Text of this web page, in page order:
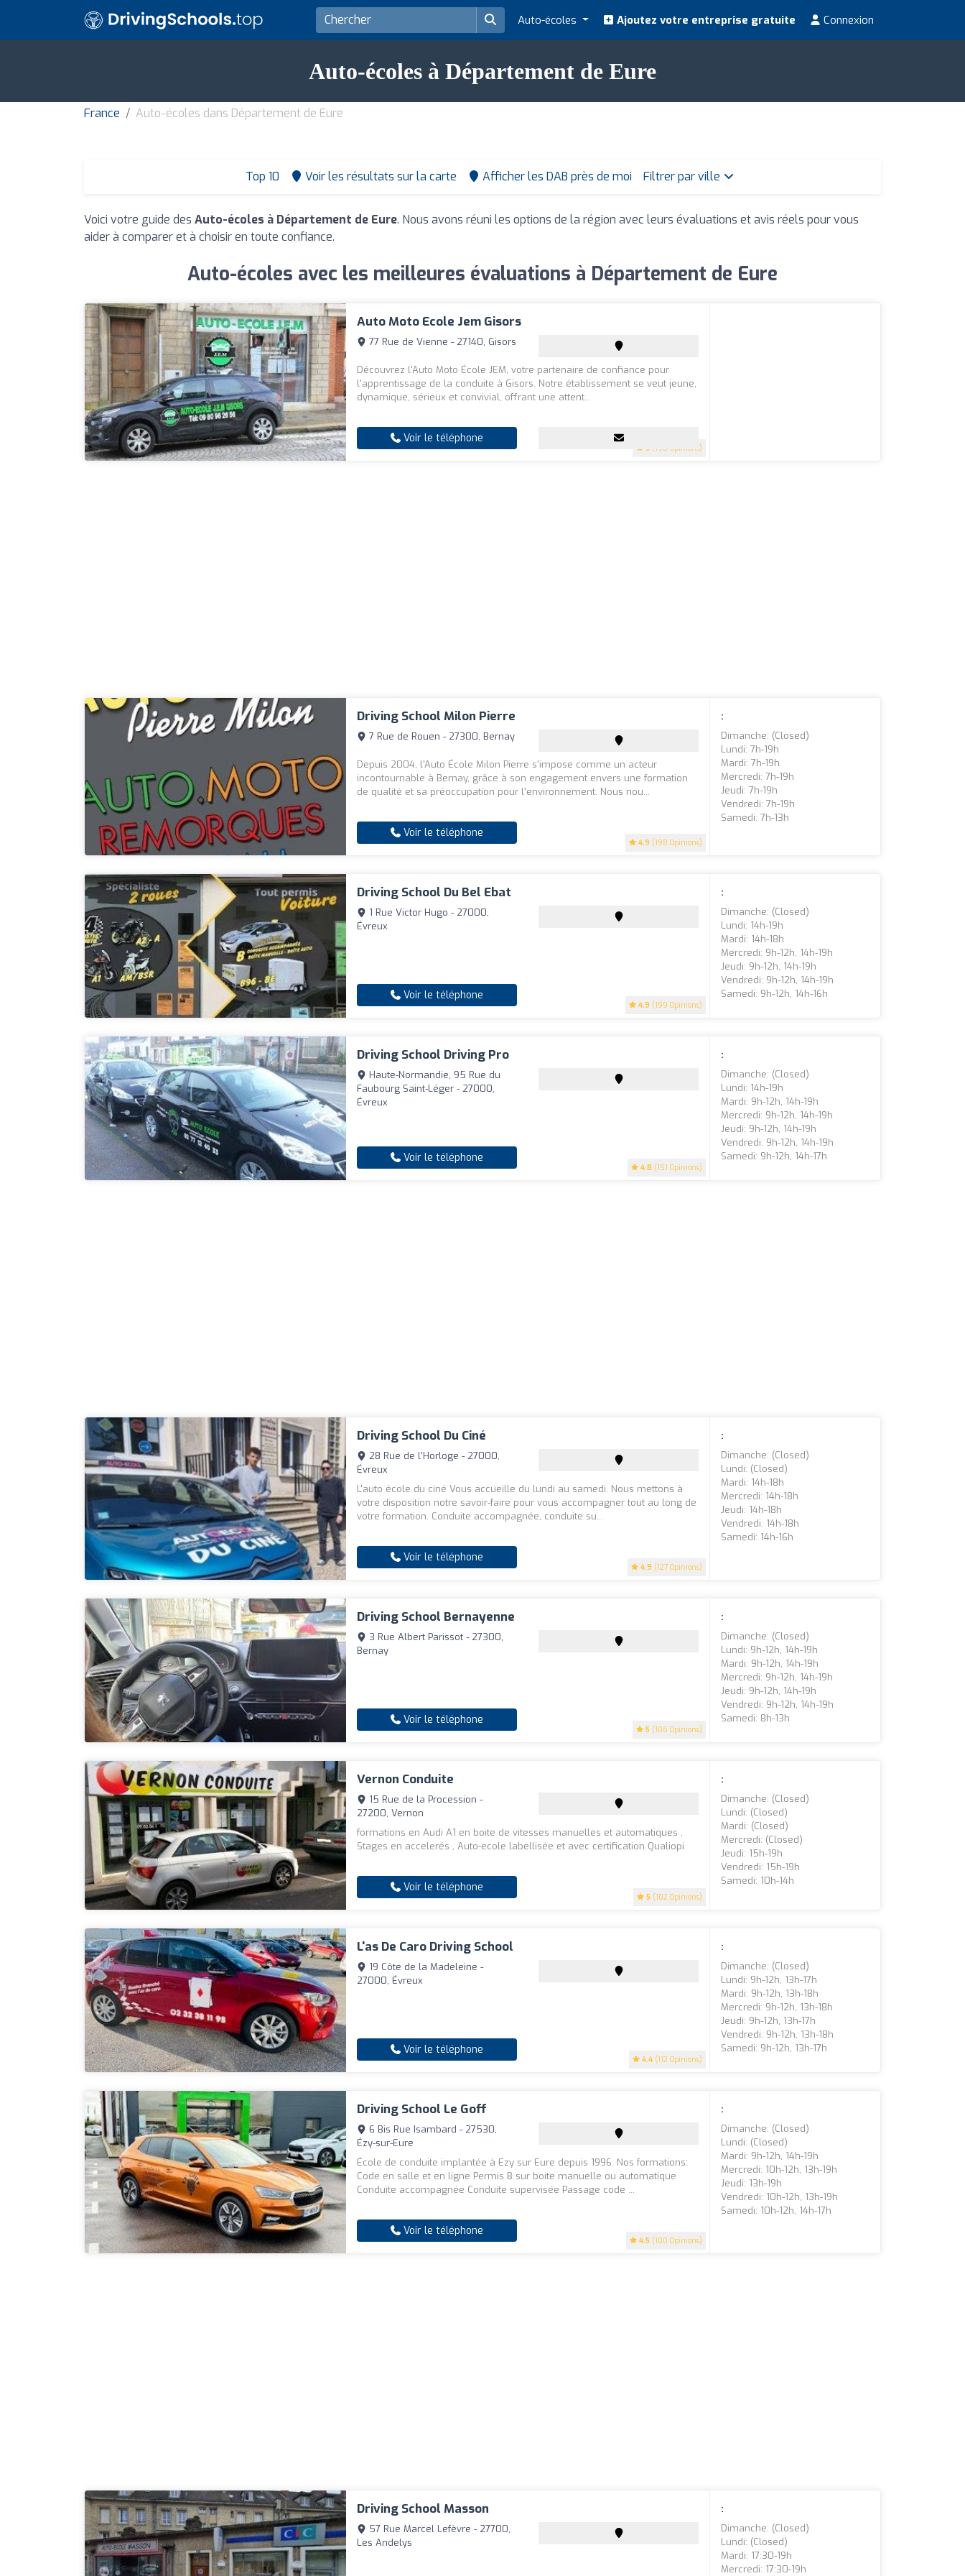
Auto-écoles Ajoutez votre entreprise gratuite Connexion
Auto-écoles à Département de Eure
France Auto-écoles dans Département de Eure
Top 10 Voir les résultats sur la carte Afficher les DAB près de moi Filtrer par ville
Voici votre guide des Auto-écoles à Département de Eure. Nous avons réuni les options de la région avec leurs évaluations et avis réels pour vous
aider à comparer et à choisir en toute confiance.
Auto-écoles avec les meilleures évaluations à Département de Eure
Auto Moto Ecole Jem Gisors
5 (198 Opinions)
77 Rue de Vienne - 27140, Gisors
Découvrez l'Auto Moto École JEM, votre partenaire de confiance pour
l'apprentissage de la conduite à Gisors. Notre établissement se veut jeune,
dynamique, sérieux et convivial, offrant une attent...
Voir le téléphone
Driving School Milon Pierre
4.9 (198 Opinions)
7 Rue de Rouen - 27300, Bernay
Depuis 2004, l'Auto École Milon Pierre s'impose comme un acteur
incontournable à Bernay, grâce à son engagement envers une formation
de qualité et sa préoccupation pour l'environnement. Nous nou...
Voir le téléphone
:
Dimanche: (closed)
Lundi: 7h-19h
Mardi: 7h-19h
Mercredi: 7h-19h
Jeudi: 7h-19h
Vendredi: 7h-19h
Samedi: 7h-13h
Driving School Du Bel Ebat
4.9 (199 Opinions)
1 Rue Victor Hugo - 27000,
Évreux
Voir le téléphone
:
Dimanche: (closed)
Lundi: 14h-19h
Mardi: 14h-18h
Mercredi: 9h-12h, 14h-19h
Jeudi: 9h-12h, 14h-19h
Vendredi: 9h-12h, 14h-19h
Samedi: 9h-12h, 14h-16h
Driving School Driving Pro
4.8 (151 Opinions)
Haute-Normandie, 95 Rue du
Faubourg Saint-Léger - 27000,
Évreux
Voir le téléphone
:
Dimanche: (closed)
Lundi: 14h-19h
Mardi: 9h-12h, 14h-19h
Mercredi: 9h-12h, 14h-19h
Jeudi: 9h-12h, 14h-19h
Vendredi: 9h-12h, 14h-19h
Samedi: 9h-12h, 14h-17h
Driving School Du Ciné
4.9 (127 Opinions)
28 Rue de l'Horloge - 27000,
Évreux
L'auto école du ciné Vous accueille du lundi au samedi. Nous mettons à
votre disposition notre savoir-faire pour vous accompagner tout au long de
votre formation. Conduite accompagnée, conduite su...
Voir le téléphone
:
Dimanche: (closed)
Lundi: (closed)
Mardi: 14h-18h
Mercredi: 14h-18h
Jeudi: 14h-18h
Vendredi: 14h-18h
Samedi: 14h-16h
Driving School Bernayenne
5 (106 Opinions)
3 Rue Albert Parissot - 27300,
Bernay
Voir le téléphone
:
Dimanche: (closed)
Lundi: 9h-12h, 14h-19h
Mardi: 9h-12h, 14h-19h
Mercredi: 9h-12h, 14h-19h
Jeudi: 9h-12h, 14h-19h
Vendredi: 9h-12h, 14h-19h
Samedi: 8h-13h
Vernon Conduite
5 (102 Opinions)
15 Rue de la Procession -
27200, Vernon
formations en Audi A1 en boite de vitesses manuelles et automatiques ,
Stages en accelerés , Auto-ecole labellisée et avec certification Qualiopi
Voir le téléphone
:
Dimanche: (closed)
Lundi: (closed)
Mardi: (closed)
Mercredi: (closed)
Jeudi: 15h-19h
Vendredi: 15h-19h
Samedi: 10h-14h
L'as De Caro Driving School
4.4 (112 Opinions)
19 Côte de la Madeleine -
27000, Évreux
Voir le téléphone
:
Dimanche: (closed)
Lundi: 9h-12h, 13h-17h
Mardi: 9h-12h, 13h-18h
Mercredi: 9h-12h, 13h-18h
Jeudi: 9h-12h, 13h-17h
Vendredi: 9h-12h, 13h-18h
Samedi: 9h-12h, 13h-17h
Driving School Le Goff
4.5 (100 Opinions)
6 Bis Rue Isambard - 27530,
Ézy-sur-Eure
École de conduite implantée à Ezy sur Eure depuis 1996. Nos formations:
Code en salle et en ligne Permis B sur boite manuelle ou automatique
Conduite accompagnée Conduite supervisée Passage code ...
Voir le téléphone
:
Dimanche: (closed)
Lundi: (closed)
Mardi: 9h-12h, 14h-19h
Mercredi: 10h-12h, 13h-19h
Jeudi: 13h-19h
Vendredi: 10h-12h, 13h-19h
Samedi: 10h-12h, 14h-17h
Driving School Masson
57 Rue Marcel Lefèvre - 27700,
Les Andelys
:
Dimanche: (closed)
Lundi: (closed)
Mardi: 17:30-19h
Mercredi: 17:30-19h